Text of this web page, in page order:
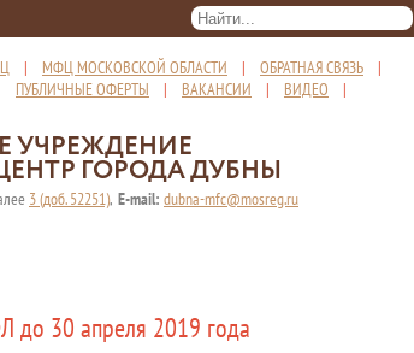
| МФЦ МОСКОВСКОЙ ОБЛАСТИ | ОБРАТНАЯ СВЯЗЬ |
ПУБЛИЧНЫЕ ОФЕРТЫ | ВАКАНСИИ | ВИДЕО |
УЧРЕЖДЕНИЕ
ГОРОДА ДУБНЫ
3 (доб. 52251), E-mail: dubna-mfc@mosreg.ru
до 30 апреля 2019 года